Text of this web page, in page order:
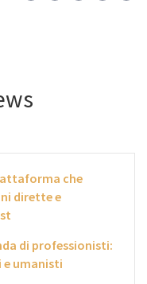
che
dirette e
di professionisti:
e umanisti